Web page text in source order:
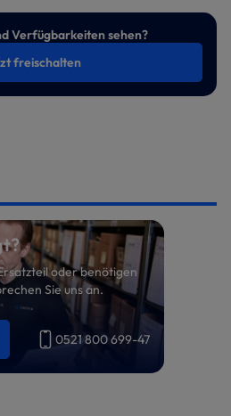
Verfügbarkeiten sehen?
freischalten
oder benötigen
Sie uns an.
0521 800 699-47